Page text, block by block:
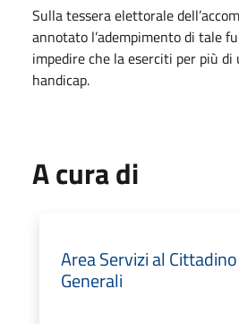
Sulla tessera elettorale
annotato l’adempimento di tale
impedire che la eserciti per più
handicap.
A cura di
Area Servizi al
Generali